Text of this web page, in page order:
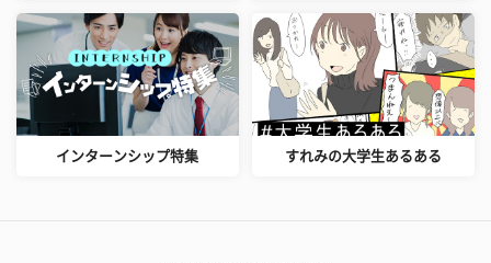
インターンシップ特集 すれみの大学生あるある